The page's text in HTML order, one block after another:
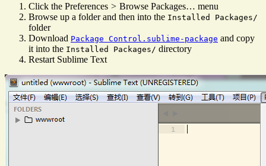
Click the Preferences > Browse Packages… menu
Browse up a folder and then into the Installed Packages/
folder
Download Package Control.sublime-package and copy
it into the Installed Packages/ directory
Restart Sublime Text